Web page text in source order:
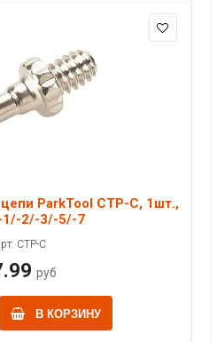
ParkTool CTP-C, 1шт.,
1/-2/-3/-5/-7
CTP-C
руб
В КОРЗИНУ